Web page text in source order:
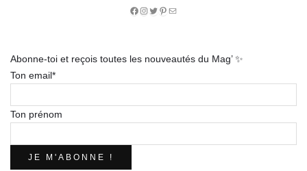
Facebook
Instagram
Twitter
Pinterest
E-
Abonne-toi et reçois toutes les nouveautés du Mag’ ✨
Ton email*
Ton prénom